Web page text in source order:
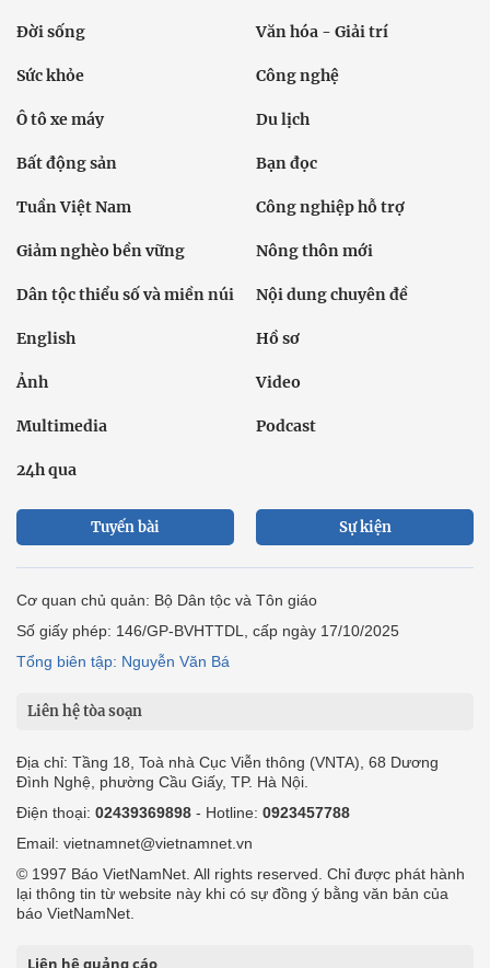
Đời sống Văn hóa - Giải trí
Sức khỏe Công nghệ
Ô tô xe máy Du lịch
Bất động sản Bạn đọc
Tuần Việt Nam Công nghiệp hỗ trợ
Giảm nghèo bền vững Nông thôn mới
Dân tộc thiểu số và miền núi Nội dung chuyên đề
English Hồ sơ
Ảnh Video
Multimedia Podcast
24h qua
Tuyến bài Sự kiện
Cơ quan chủ quản: Bộ Dân tộc và Tôn giáo
Số giấy phép: 146/GP-BVHTTDL, cấp ngày 17/10/2025
Tổng biên tập: Nguyễn Văn Bá
Liên hệ tòa soạn
Địa chỉ: Tầng 18, Toà nhà Cục Viễn thông (VNTA), 68 Dương
Đình Nghệ, phường Cầu Giấy, TP. Hà Nội.
Điện thoại: 02439369898 - Hotline: 0923457788
Email: vietnamnet@vietnamnet.vn
© 1997 Báo VietNamNet. All rights reserved. Chỉ được phát hành
lại thông tin từ website này khi có sự đồng ý bằng văn bản của
báo VietNamNet.
Liên hệ quảng cáo